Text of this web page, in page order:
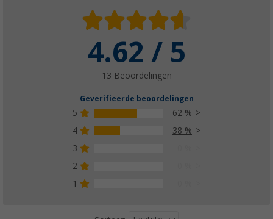
4.62 / 5
13 Beoordelingen
Geverifieerde beoordelingen
5
62 %
4
38 %
3
2
1